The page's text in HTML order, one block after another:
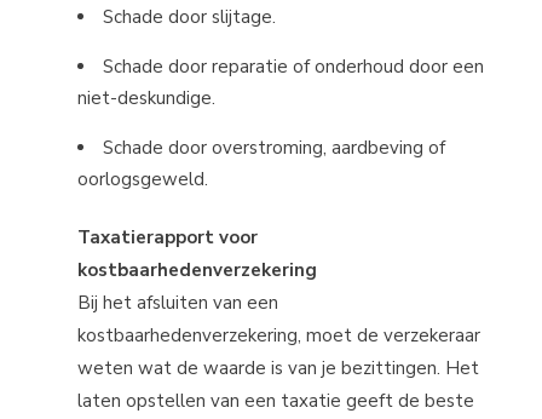
Schade door slijtage.
Schade door reparatie of onderhoud door een
niet-deskundige.
Schade door overstroming, aardbeving of
oorlogsgeweld.
Taxatierapport voor
kostbaarhedenverzekering
Bij het afsluiten van een
kostbaarhedenverzekering, moet de verzekeraar
weten wat de waarde is van je bezittingen. Het
laten opstellen van een taxatie geeft de beste